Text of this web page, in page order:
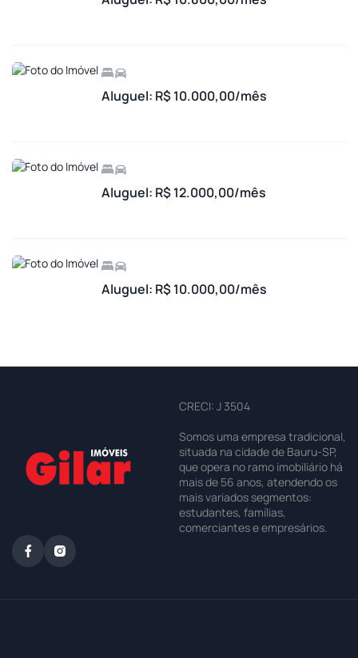
Aluguel: R$ 10.000,00/mês
Aluguel: R$ 12.000,00/mês
Aluguel: R$ 10.000,00/mês
CRECI: J 3504
Somos uma empresa tradicional,
situada na cidade de Bauru-SP,
que opera no ramo imobiliário há
mais de 56 anos, atendendo os
mais variados segmentos:
estudantes, famílias,
comerciantes e empresários.